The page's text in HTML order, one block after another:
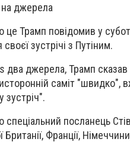
джерела
це Трамп повідомив у
зустрічі з Путіним.
два джерела, Трамп
саміт "швидко",
зустріч".
спеціальний посланець
Франції,